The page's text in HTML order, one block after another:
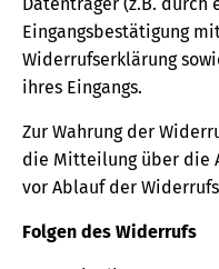
Eingangsbestätigung
Widerrufserklärung
ihres Eingangs.
Zur Wahrung der
die Mitteilung über die
vor Ablauf der
Folgen des Widerrufs